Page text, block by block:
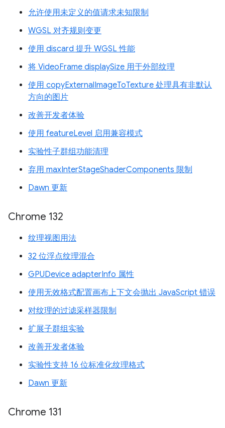
允许使用未定义的值请求未知限制
WGSL 对齐规则变更
使用 discard 提升 WGSL 性能
将 VideoFrame displaySize 用于外部纹理
使用 copyExternalImageToTexture 处理具有非默认
方向的图片
改善开发者体验
使用 featureLevel 启用兼容模式
实验性子群组功能清理
弃用 maxInterStageShaderComponents 限制
Dawn 更新
Chrome 132
纹理视图用法
32 位浮点纹理混合
GPUDevice adapterInfo 属性
使用无效格式配置画布上下文会抛出 JavaScript 错误
对纹理的过滤采样器限制
扩展子群组实验
改善开发者体验
实验性支持 16 位标准化纹理格式
Dawn 更新
Chrome 131